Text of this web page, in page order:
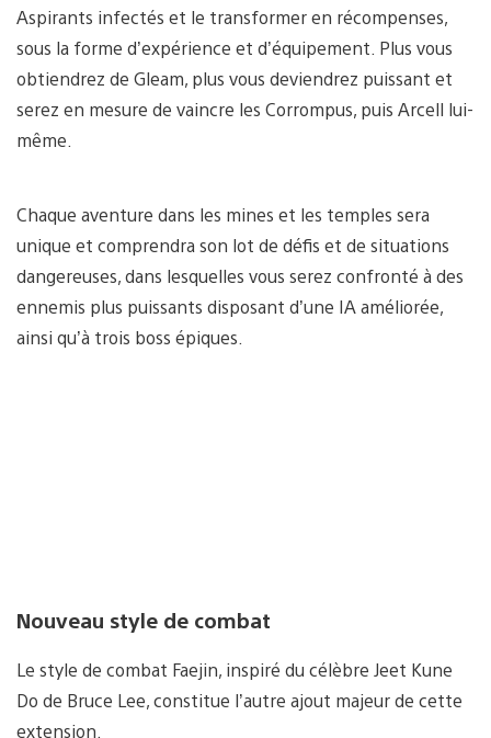
Aspirants infectés et le transformer en récompenses,
sous la forme d’expérience et d’équipement. Plus vous
obtiendrez de Gleam, plus vous deviendrez puissant et
serez en mesure de vaincre les Corrompus, puis Arcell lui-
même.
Chaque aventure dans les mines et les temples sera
unique et comprendra son lot de défis et de situations
dangereuses, dans lesquelles vous serez confronté à des
ennemis plus puissants disposant d’une IA améliorée,
ainsi qu’à trois boss épiques.
Nouveau style de combat
Le style de combat Faejin, inspiré du célèbre Jeet Kune
Do de Bruce Lee, constitue l’autre ajout majeur de cette
extension.